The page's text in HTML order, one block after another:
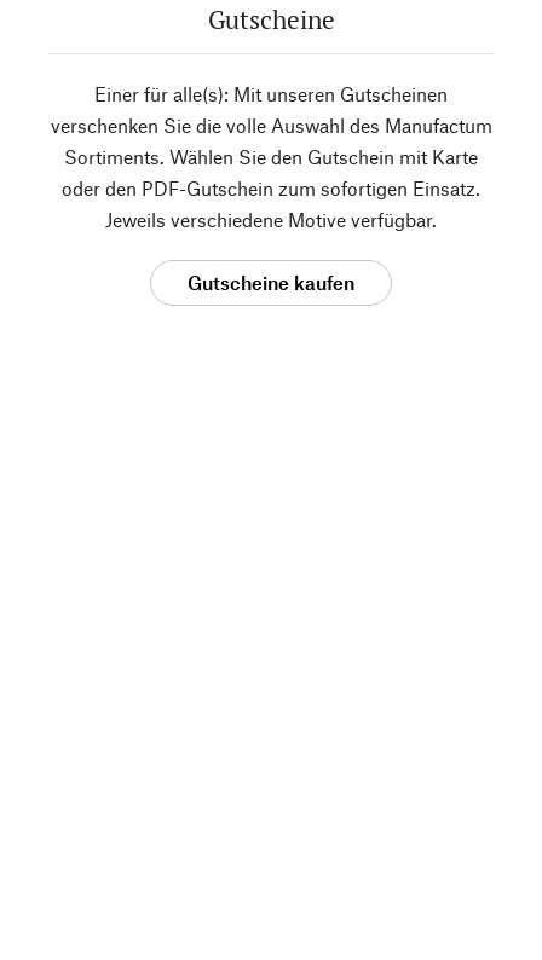
Gutscheine
Einer für alle(s): Mit unseren Gutscheinen
verschenken Sie die volle Auswahl des Manufactum
Sortiments. Wählen Sie den Gutschein mit Karte
oder den PDF-Gutschein zum sofortigen Einsatz.
Jeweils verschiedene Motive verfügbar.
Gutscheine kaufen